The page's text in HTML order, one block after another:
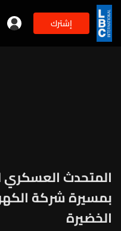
إشترك
المتحدث العسكري
بمسيرة شركة
الخضيرة